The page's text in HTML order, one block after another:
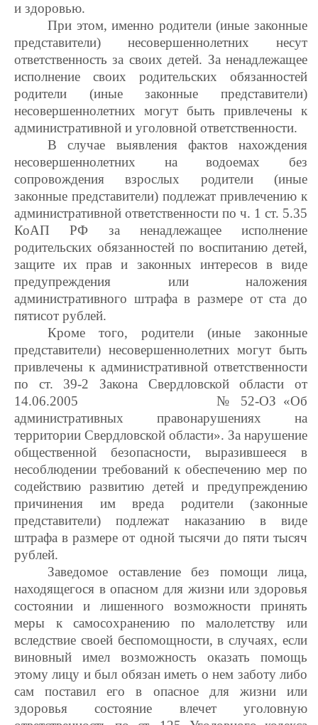
и здоровью.
При этом, именно родители (иные законные
представители) несовершеннолетних несут
ответственность за своих детей. За ненадлежащее
исполнение своих родительских обязанностей
родители (иные законные представители)
несовершеннолетних могут быть привлечены к
административной и уголовной ответственности.
В случае выявления фактов нахождения
несовершеннолетних на водоемах без
сопровождения взрослых родители (иные
законные представители) подлежат привлечению к
административной ответственности по ч. 1 ст. 5.35
КоАП РФ за ненадлежащее исполнение
родительских обязанностей по воспитанию детей,
защите их прав и законных интересов в виде
предупреждения или наложения
административного штрафа в размере от ста до
пятисот рублей.
Кроме того, родители (иные законные
представители) несовершеннолетних могут быть
привлечены к административной ответственности
по ст. 39-2 Закона Свердловской области от
14.06.2005 № 52-ОЗ «Об
административных правонарушениях на
территории Свердловской области». За нарушение
общественной безопасности, выразившееся в
несоблюдении требований к обеспечению мер по
содействию развитию детей и предупреждению
причинения им вреда родители (законные
представители) подлежат наказанию в виде
штрафа в размере от одной тысячи до пяти тысяч
рублей.
Заведомое оставление без помощи лица,
находящегося в опасном для жизни или здоровья
состоянии и лишенного возможности принять
меры к самосохранению по малолетству или
вследствие своей беспомощности, в случаях, если
виновный имел возможность оказать помощь
этому лицу и был обязан иметь о нем заботу либо
сам поставил его в опасное для жизни или
здоровья состояние влечет уголовную